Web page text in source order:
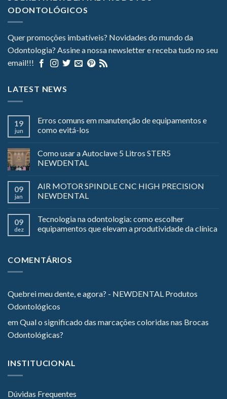
ODONTOLÓGICOS
Quer promoções imbatíveis? Novidades do mundo da
Odontologia? Assine a nossa newsletter e receba tudo no seu
email!!!
LATEST NEWS
19
jun
Erros comuns em manutenção de equipamentos e
como evitá-los
Como usar a Autoclave 5 Litros STER5
NEWDENTAL
09
jan
AIR MOTOR SPINDLE CNC HIGH PRECISION
NEWDENTAL
09
dez
Tecnologia na odontologia: como escolher
equipamentos que elevam a produtividade da clínica
COMENTÁRIOS
Quebrei meu dente, e agora? - NEWDENTAL Produtos
Odontológicos
emQual o significado das marcações coloridas nas Brocas
Odontológicas?
INSTITUCIONAL
Dúvidas Frequentes